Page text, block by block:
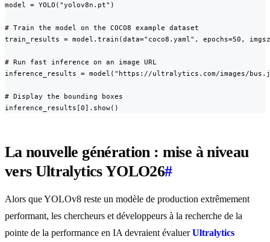
model = YOLO("yolov8n.pt")
# Train the model on the COCO8 example dataset
train_results = model.train(data="coco8.yaml", epochs=50,
# Run fast inference on an image URL
inference_results = model("https://ultralytics.com/images/
# Display the bounding boxes
inference_results[0].show()
La nouvelle génération : mise à niveau
vers Ultralytics YOLO26#
Alors que YOLOv8 reste un modèle de production extrêmement
performant, les chercheurs et développeurs à la recherche de la
pointe de la performance en IA devraient évaluerUltralytics